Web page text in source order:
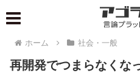
ホーム 社会・一般
再開発でつまらなくな